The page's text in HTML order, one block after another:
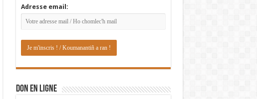
Adresse email:
DON EN LIGNE